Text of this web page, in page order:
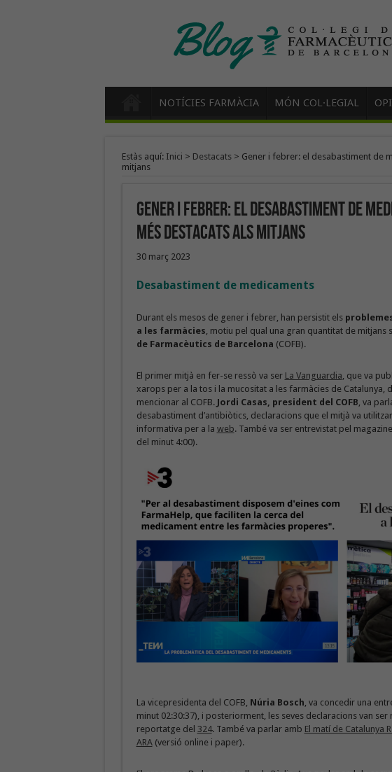
NOTÍCIES FARMÀCIA MÓN COL·LEGIAL
Estàs aquí: Inici > Destacats> Gener i febrer: el desabastiment de
mitjans
Gener i febrer: el desabastiment de
més destacats als mitjans
30 març 2023
Desabastiment de medicaments
Durant els mesos de gener i febrer, han persistit els
a les farmàcies, motiu pel qual una gran quantitat de mitjans
de Farmacèutics de Barcelona (COFB).
El primer mitjà en fer-se ressò va ser La Vanguardia, que va
xarops per a la tos i la mucositat a les farmàcies de Catalunya,
mencionar al COFB. Jordi Casas, president del COFB, va
desabastiment d’antibiòtics, declaracions que el mitjà va
informativa per a la web. També va ser entrevistat pel
del minut 4:00).
La vicepresidenta del COFB, Núria Bosch, va concedir una
minut 02:30:37), i posteriorment, les seves declaracions van ser
reportatge del 324. També va parlar amb El matí de Catalunya
ARA(versió online i paper).